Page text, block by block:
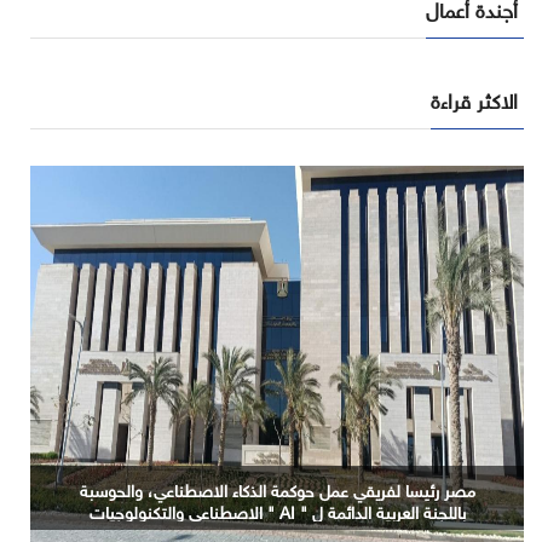
أجندة أعمال
الاكثر قراءة
مصر رئيسا لفريقي عمل حوكمة الذكاء الاصطناعي، والحوسبة
باللجنة العربية الدائمة ل " AI " الاصطناعي والتكنولوجيات
البازغة بمجلس الوزراء العرب للاتصالات
التعليم العالي: جامعة الدلتا التكنولوجية تحصد المركز الأول
في المؤتمر العلمي الدولي السادس للاتصالات بمشروع
يوظف الذكاء الاصطناعي لتطوير صناعة الكتان